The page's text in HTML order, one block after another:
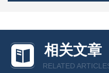
相关文章
RELATED